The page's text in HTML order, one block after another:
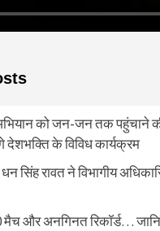
को जन-जन तक पहुंचाने
के विविध कार्यक्रम
धन सिंह रावत ने विभागीय
मैच और अनगिनत रिकॉर्ड…